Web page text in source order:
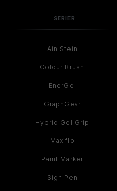
SERIER
Ain Stein
Colour Brush
EnerGel
GraphGear
Hybrid Gel Grip
Maxiflo
Paint Marker
Sign Pen